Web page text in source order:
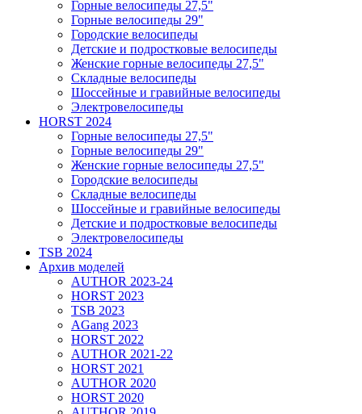
Горные велосипеды 27,5"
Горные велосипеды 29"
Городские велосипеды
Детские и подростковые велосипеды
Женские горные велосипеды 27,5"
Складные велосипеды
Шоссейные и гравийные велосипеды
Электровелосипеды
HORST 2024
Горные велосипеды 27,5"
Горные велосипеды 29"
Женские горные велосипеды 27,5"
Городские велосипеды
Складные велосипеды
Шоссейные и гравийные велосипеды
Детские и подростковые велосипеды
Электровелосипеды
TSB 2024
Архив моделей
AUTHOR 2023-24
HORST 2023
TSB 2023
AGang 2023
HORST 2022
AUTHOR 2021-22
HORST 2021
AUTHOR 2020
HORST 2020